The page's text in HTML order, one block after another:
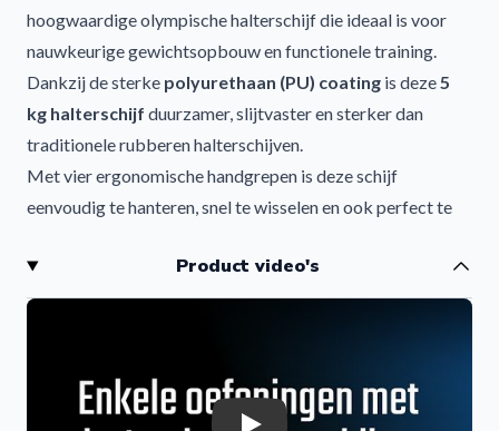
hoogwaardige olympische halterschijf die ideaal is voor
nauwkeurige gewichtsopbouw en functionele training.
Dankzij de sterke polyurethaan (PU) coating is deze5
kg halterschijf duurzamer, slijtvaster en sterker dan
traditionele rubberen halterschijven.
Met vier ergonomische handgrepen is deze schijf
eenvoudig te hanteren, snel te wisselen en ook perfect te
Voordelen van de Polyurethaan Halterschijf 5 kg
De5 kg olympische halterschijf met 4 grepenis perfect
Belangrijkste voordelen:
Hoogwaardige polyurethaan coating (PU)
Product video's